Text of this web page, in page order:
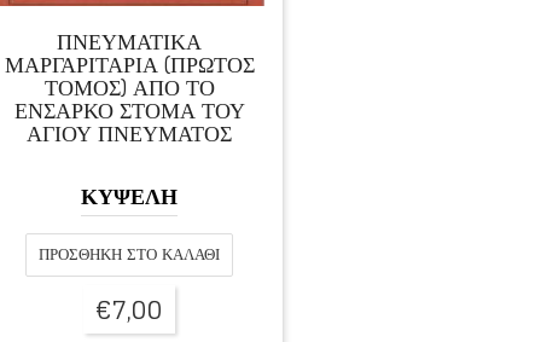
ΠΝΕΥΜΑΤΙΚΑ
ΜΑΡΓΑΡΙΤΑΡΙΑ (ΠΡΩΤΟΣ
ΤΟΜΟΣ) ΑΠΟ ΤΟ
ΕΝΣΑΡΚΟ ΣΤΟΜΑ ΤΟΥ
ΑΓΙΟΥ ΠΝΕΥΜΑΤΟΣ
ΚΥΨΕΛΗ
ΠΡΟΣΘΉΚΗ ΣΤΟ ΚΑΛΆΘΙ
€7,00